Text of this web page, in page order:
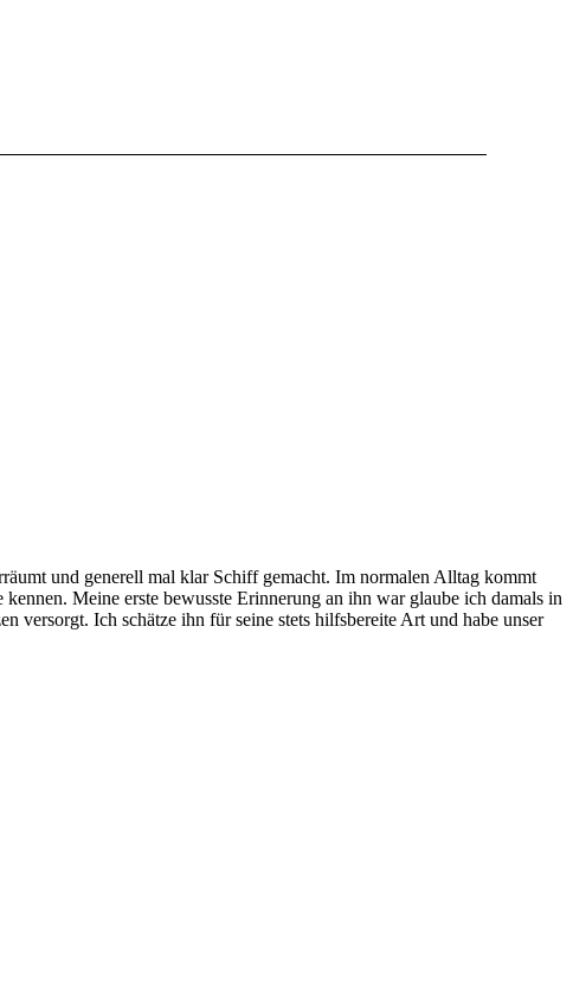
und generell mal klar Schiff gemacht. Im normalen Alltag kommt
Meine erste bewusste Erinnerung an ihn war glaube ich damals in
versorgt. Ich schätze ihn für seine stets hilfsbereite Art und habe unser